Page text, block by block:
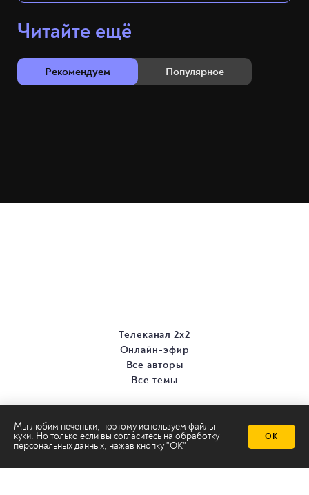
Читайте ещё
Рекомендуем Популярное
Мы любим печеньки, поэтому используем файлы
куки. Но только если вы согласитесь на обработку
персональных данных, нажав кнопку "ОК"
ОК
Телеканал 2х2
Онлайн-эфир
Все авторы
Все темы